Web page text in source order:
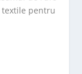
textile pentru